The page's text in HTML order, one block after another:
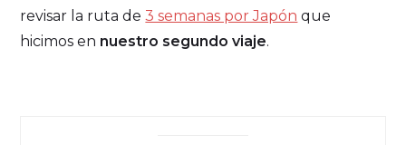
revisar la ruta de3 semanas por Japón que
hicimos en nuestro segundo viaje.